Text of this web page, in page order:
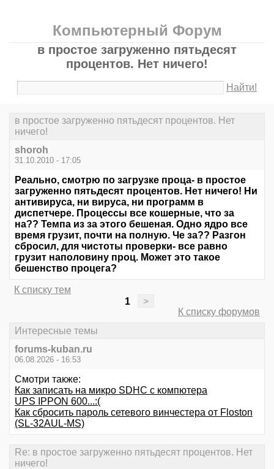
Компьютерный Форум
в простое загруженно пятьдесят
процентов. Нет ничего!
Найти!
в простое загруженно пятьдесят процентов. Нет
ничего!
shoroh
31.10.2010 - 17:05
Реально, смотрю по загрузке проца- в простое
загруженно пятьдесят процентов. Нет ничего! Ни
антивируса, ни вируса, ни программ в
диспетчере. Процессы все кошерные, что за
на?? Темпа из за этого бешеная. Одно ядро все
время грузит, почти на полную. Че за?? Разгон
сбросил, для чистоты проверки- все равно
грузит наполовину проц. Может это такое
бешенство процега?
К списку тем
1
>
К списку форумов
Интересные темы
forums-kuban.ru
06.08.2026 - 16:53
Смотри также:
Как записать на микро SDHC с компютера
UPS IPPON 600...:(
Как сбросить пароль сетевого винчестера от Floston
(SL-32AUL-MS)
Re: в простое загруженно пятьдесят процентов. Нет
ничего!